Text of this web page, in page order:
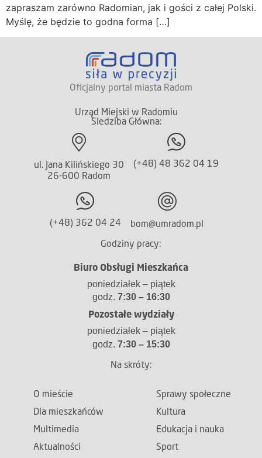
zapraszam zarówno Radomian, jak i gości z całej Polski.
Myślę, że będzie to godna forma […]
Oficjalny portal miasta Radom
Urząd Miejski w Radomiu
Siedziba Główna:
ul. Jana Kilińskiego 30
26-600 Radom
(+48) 48 362 04 19
(+48) 362 04 24 bom@umradom.pl
Godziny pracy:
Biuro Obsługi Mieszkańca
poniedziałek – piątek
godz. 7:30 – 16:30
Pozostałe wydziały
poniedziałek – piątek
godz. 7:30 – 15:30
Na skróty:
O mieście
Dla mieszkańców
Multimedia
Aktualności
Sprawy społeczne
Kultura
Edukacja i nauka
Sport